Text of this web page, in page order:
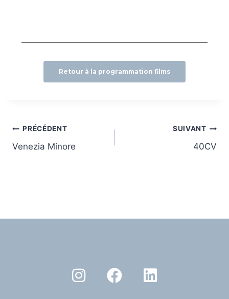
Retour à la programmation films
PRÉCÉDENT
Venezia Minore
SUIVANT
40CV